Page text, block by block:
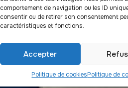
comportement de navigation ou les ID
consentir ou de retirer son consentement
caractéristiques et fonctions.
Accepter
Politique de cookiesPolitique de